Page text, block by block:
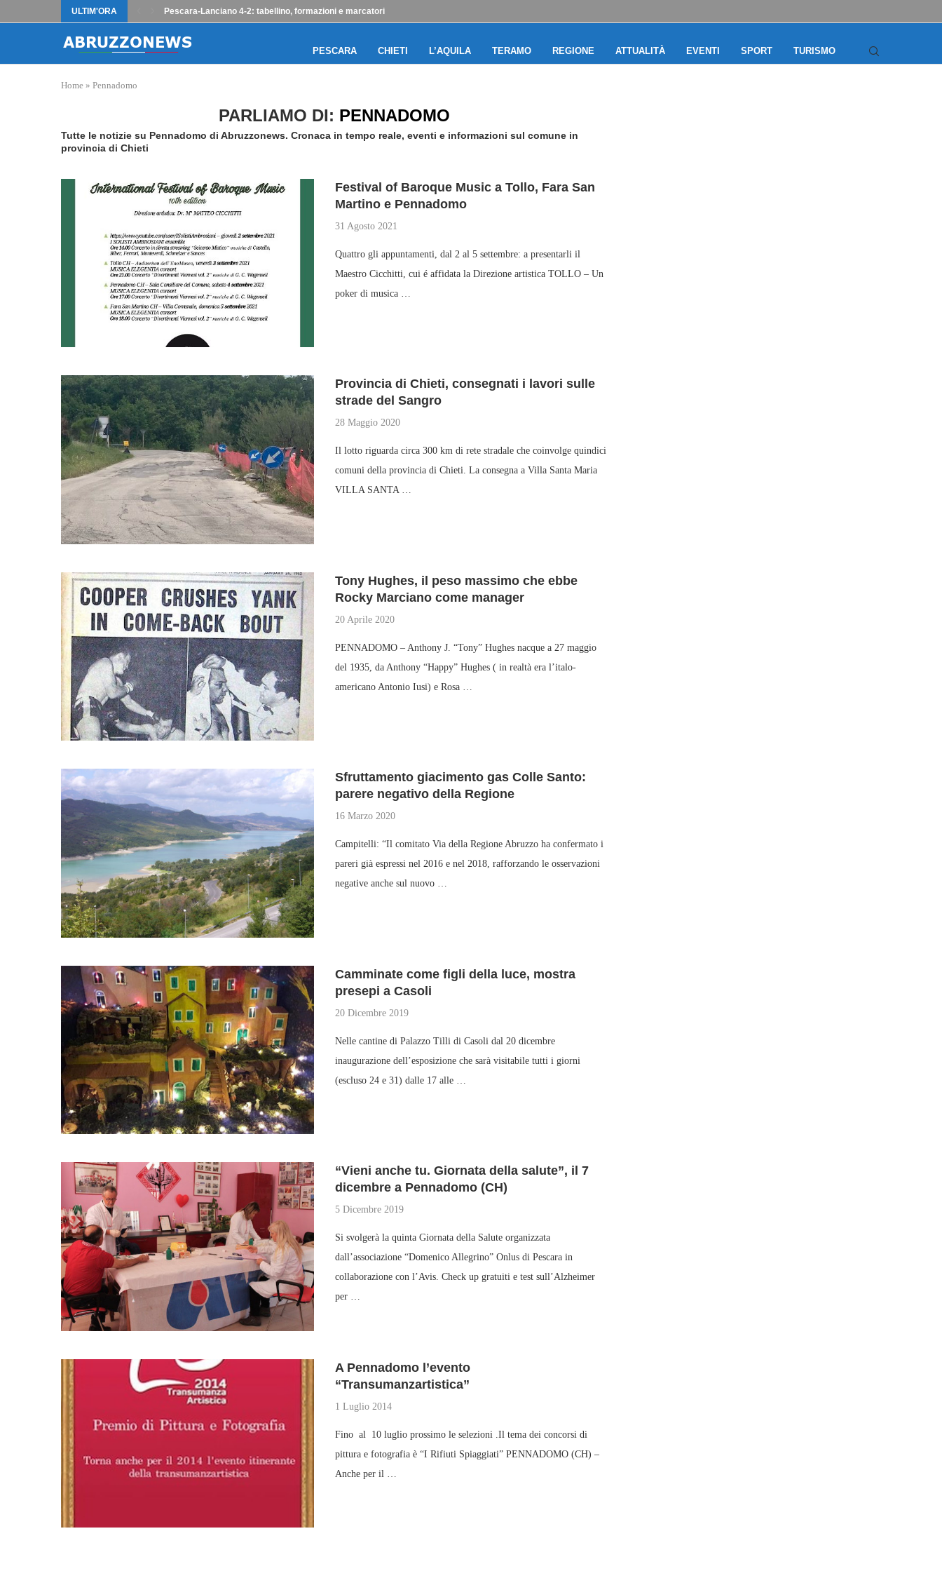
ULTIM'ORA Pescara-Lanciano 4-2: tabellino, formazioni e marcatori
PESCARA CHIETI L’AQUILA TERAMO REGIONE ATTUALITÀ EVENTI SPORT TURISMO
Home » Pennadomo
PARLIAMO DI: PENNADOMO
Tutte le notizie su Pennadomo di Abruzzonews. Cronaca in tempo reale, eventi e informazioni sul comune in
provincia di Chieti
Festival of Baroque Music a Tollo, Fara San
Martino e Pennadomo
31 Agosto 2021
Quattro gli appuntamenti, dal 2 al 5 settembre: a presentarli il
Maestro Cicchitti, cui é affidata la Direzione artistica TOLLO – Un
poker di musica …
Provincia di Chieti, consegnati i lavori sulle
strade del Sangro
28 Maggio 2020
Il lotto riguarda circa 300 km di rete stradale che coinvolge quindici
comuni della provincia di Chieti. La consegna a Villa Santa Maria
VILLA SANTA …
Tony Hughes, il peso massimo che ebbe
Rocky Marciano come manager
20 Aprile 2020
PENNADOMO – Anthony J. “Tony” Hughes nacque a 27 maggio
del 1935, da Anthony “Happy” Hughes ( in realtà era l’italo-
americano Antonio Iusi) e Rosa …
Sfruttamento giacimento gas Colle Santo:
parere negativo della Regione
16 Marzo 2020
Campitelli: “Il comitato Via della Regione Abruzzo ha confermato i
pareri già espressi nel 2016 e nel 2018, rafforzando le osservazioni
negative anche sul nuovo …
Camminate come figli della luce, mostra
presepi a Casoli
20 Dicembre 2019
Nelle cantine di Palazzo Tilli di Casoli dal 20 dicembre
inaugurazione dell’esposizione che sarà visitabile tutti i giorni
(escluso 24 e 31) dalle 17 alle …
“Vieni anche tu. Giornata della salute”, il 7
dicembre a Pennadomo (CH)
5 Dicembre 2019
Si svolgerà la quinta Giornata della Salute organizzata
dall’associazione “Domenico Allegrino” Onlus di Pescara in
collaborazione con l’Avis. Check up gratuiti e test sull’Alzheimer
per …
A Pennadomo l’evento
“Transumanzartistica”
1 Luglio 2014
Fino al 10 luglio prossimo le selezioni .Il tema dei concorsi di
pittura e fotografia è “I Rifiuti Spiaggiati” PENNADOMO (CH) –
Anche per il …